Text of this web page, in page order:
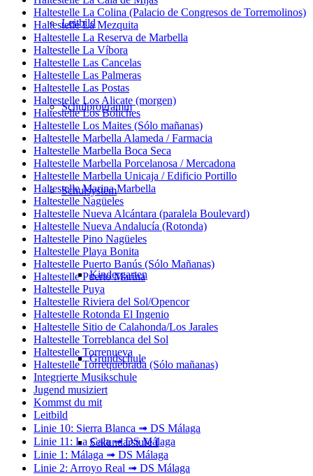
Leitbild
Schulprogramm
Schulsystem
Kindergarten
Grundschule
Sekundarstufe I
Haltestelle La Colina (Palacio de Congresos de Torremolinos)
Haltestelle La Mezquita
Haltestelle La Reserva de Marbella
Haltestelle La Víbora
Haltestelle Las Cancelas
Haltestelle Las Palmeras
Haltestelle Las Postas
Haltestelle Los Alicate (morgen)
Haltestelle Los Boliches
Haltestelle Los Maites (Sólo mañanas)
Haltestelle Marbella Alameda / Farmacia
Haltestelle Marbella Boca Seca
Haltestelle Marbella Porcelanosa / Mercadona
Haltestelle Marbella Unicaja / Edificio Portillo
Haltestelle Marina Marbella
Haltestelle Nagüeles
Haltestelle Nueva Alcántara (paralela Boulevard)
Haltestelle Nueva Andalucía (Rotonda)
Haltestelle Pino Nagüeles
Haltestelle Playa Bonita
Haltestelle Puerto Banús (Sólo Mañanas)
Haltestelle Puerto Marina
Haltestelle Puya
Haltestelle Riviera del Sol/Opencor
Haltestelle Rotonda El Ingenio
Haltestelle Sitio de Calahonda/Los Jarales
Haltestelle Torreblanca del Sol
Haltestelle Torrenueva
Haltestelle Torrequebrada (Sólo mañanas)
Integrierte Musikschule
Jugend musiziert
Kommst du mit
Leitbild
Linie 10: Sierra Blanca ➟ DS Málaga
Linie 11: La Cala ➟ DS Málaga
Linie 1: Málaga ➟ DS Málaga
Linie 2: Arroyo Real ➟ DS Málaga